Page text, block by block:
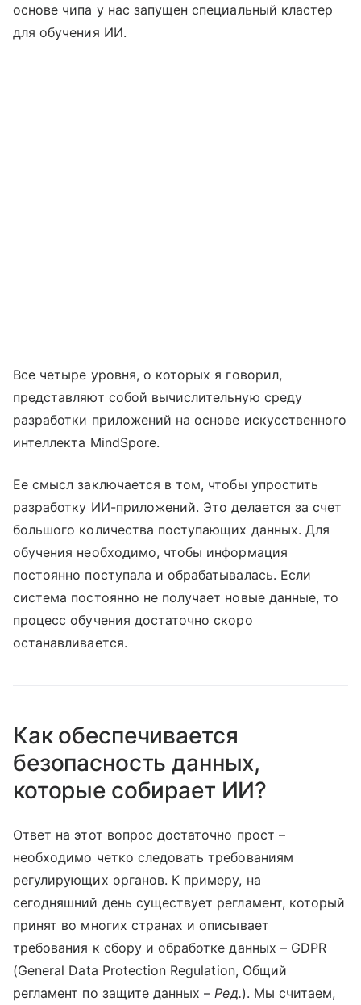
основе чипа у нас запущен специальный кластер
для обучения ИИ.
Все четыре уровня, о которых я говорил,
представляют собой вычислительную среду
разработки приложений на основе искусственного
интеллекта MindSpore.
Ее смысл заключается в том, чтобы упростить
разработку ИИ-приложений. Это делается за счет
большого количества поступающих данных. Для
обучения необходимо, чтобы информация
постоянно поступала и обрабатывалась. Если
система постоянно не получает новые данные, то
процесс обучения достаточно скоро
останавливается.
Как обеспечивается
безопасность данных,
которые собирает ИИ?
Ответ на этот вопрос достаточно прост –
необходимо четко следовать требованиям
регулирующих органов. К примеру, на
сегодняшний день существует регламент, который
принят во многих странах и описывает
требования к сбору и обработке данных – GDPR
(General Data Protection Regulation, Общий
регламент по защите данных – Ред.). Мы считаем,